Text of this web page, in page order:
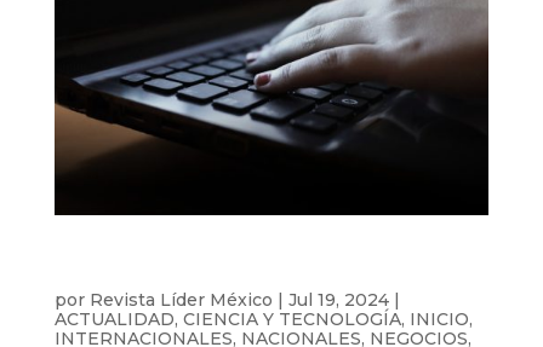
por Revista Líder México | Jul 19, 2024|
ACTUALIDAD, CIENCIA Y TECNOLOGÍA, INICIO,
INTERNACIONALES, NACIONALES, NEGOCIOS,